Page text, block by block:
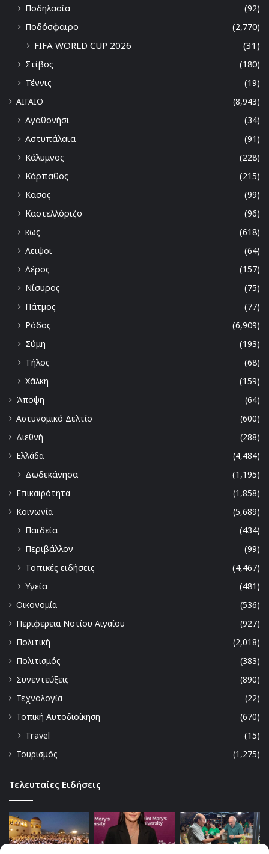
Ποδηλασία
(92)
Ποδόσφαιρο
(2,770)
FIFA WORLD CUP 2026 (31)
Στίβος
(180)
Τέννις
(19)
ΑΙΓΑΙΟ
(8,943)
Αγαθονήσι
(34)
Αστυπάλαια
(91)
Κάλυμνος
(228)
Κάρπαθος
(215)
Κασος
(99)
Καστελλόριζο
(96)
κως
(618)
Λειψοι
(64)
Λέρος
(157)
Νίσυρος
(75)
Πάτμος
(77)
Ρόδος
(6,909)
Σύμη
(193)
Τήλος
(68)
Χάλκη
(159)
Άποψη
(64)
Αστυνομικό Δελτίο
(600)
Διεθνή
(288)
Ελλάδα
(4,484)
Δωδεκάνησα
(1,195)
Επικαιρότητα
(1,858)
Κοινωνία
(5,689)
Παιδεία
(434)
Περιβάλλον
(99)
Τοπικές ειδήσεις
(4,467)
Υγεία
(481)
Οικονομία
(536)
Περιφερεια Νοτίου Αιγαίου
(927)
Πολιτική
(2,018)
Πολιτισμός
(383)
Συνεντεύξεις
(890)
Τεχνολογία
(22)
Τοπική Αυτοδιοίκηση
(670)
Travel
(15)
Τουρισμός
(1,275)
Τελευταίες Ειδήσεις